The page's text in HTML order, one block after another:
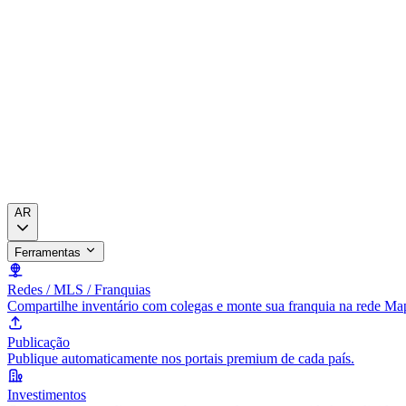
AR
Ferramentas
Redes / MLS / Franquias
Compartilhe inventário com colegas e monte sua franquia na rede
Publicação
Publique automaticamente nos portais premium de cada país.
Investimentos